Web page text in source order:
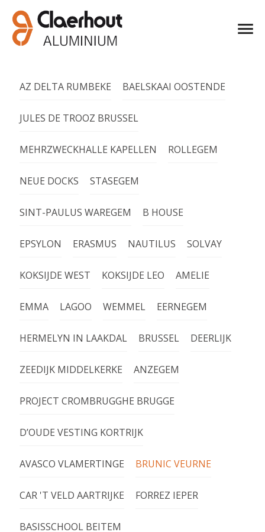
AZ DELTA RUMBEKE BAELSKAAI OOSTENDE
JULES DE TROOZ BRUSSEL
MEHRZWECKHALLE KAPELLEN ROLLEGEM
NEUE DOCKS STASEGEM
SINT-PAULUS WAREGEM B HOUSE
EPSYLON ERASMUS NAUTILUS SOLVAY
KOKSIJDE WEST KOKSIJDE LEO AMELIE
EMMA LAGOO WEMMEL EERNEGEM
HERMELYN IN LAAKDAL BRUSSEL DEERLIJK
ZEEDIJK MIDDELKERKE ANZEGEM
PROJECT CROMBRUGGHE BRUGGE
D’OUDE VESTING KORTRIJK
AVASCO VLAMERTINGE BRUNIC VEURNE
CAR 'T VELD AARTRIJKE FORREZ IEPER
BASISSCHOOL BEITEM